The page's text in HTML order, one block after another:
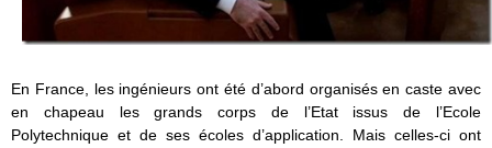
En France, les ingénieurs ont été d’abord organisés en caste avec
en chapeau les grands corps de l’Etat issus de l’Ecole
Polytechnique et de ses écoles d’application. Mais celles-ci ont